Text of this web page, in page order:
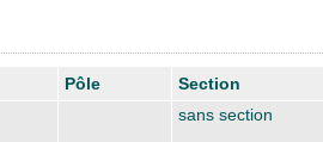
Pôle Section
sans section